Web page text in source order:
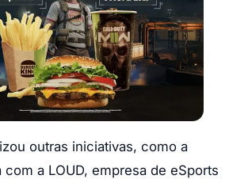
outras iniciativas, como a
com a LOUD, empresa de eSports